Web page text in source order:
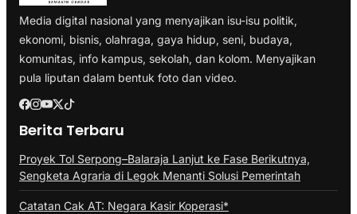
Media digital nasional yang menyajikan isu-isu politik,
ekonomi, bisnis, olahraga, gaya hidup, seni, budaya,
komunitas, info kampus, sekolah, dan kolom. Menyajikan
pula liputan dalam bentuk foto dan video.
Berita Terbaru
Proyek Tol Serpong–Balaraja Lanjut ke Fase Berikutnya,
Sengketa Agraria di Legok Menanti Solusi Pemerintah
Catatan Cak AT: Negara Kasir Koperasi*